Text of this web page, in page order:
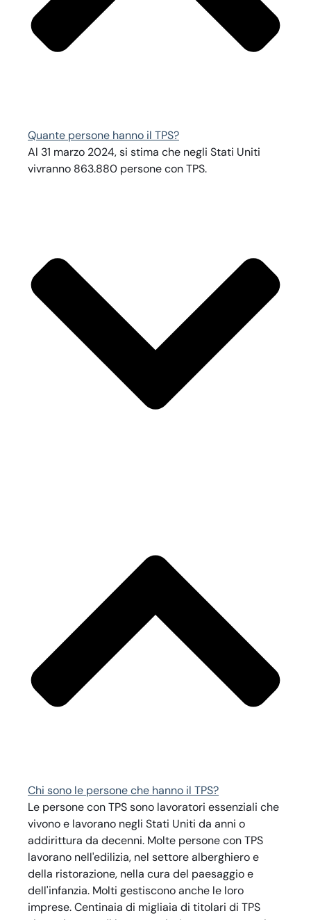
Quante persone hanno il TPS?
Al 31 marzo 2024, si stima che negli Stati Uniti
vivranno 863.880 persone con TPS.
Chi sono le persone che hanno il TPS?
Le persone con TPS sono lavoratori essenziali che
vivono e lavorano negli Stati Uniti da anni o
addirittura da decenni. Molte persone con TPS
lavorano nell'edilizia, nel settore alberghiero e
della ristorazione, nella cura del paesaggio e
dell'infanzia. Molti gestiscono anche le loro
imprese. Centinaia di migliaia di titolari di TPS